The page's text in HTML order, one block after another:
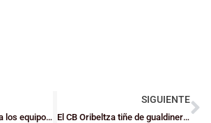
Buenas noticias para los equipos bizkainos en competiciones estatales
SIGUIENTE
El CB Oribeltza tiñe de gualdinero el Polideportivo Aisia